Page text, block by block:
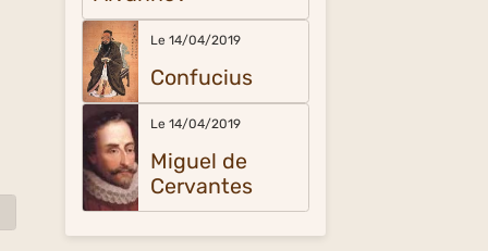
Le 14/04/2019
Confucius
Le 14/04/2019
Miguel de
Cervantes